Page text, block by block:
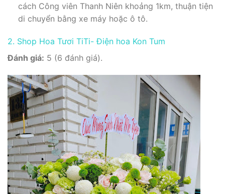
cách Công viên Thanh Niên khoảng 1km, thuận tiện
di chuyển bằng xe máy hoặc ô tô.
2. Shop Hoa Tươi TiTi- Điện hoa Kon Tum
Đánh giá: 5 (6 đánh giá).